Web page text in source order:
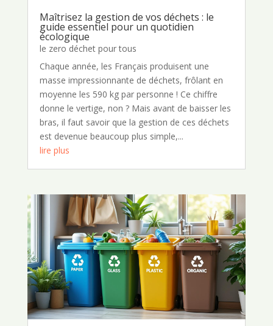
Maîtrisez la gestion de vos déchets : le
guide essentiel pour un quotidien
écologique
le zero déchet pour tous
Chaque année, les Français produisent une
masse impressionnante de déchets, frôlant en
moyenne les 590 kg par personne ! Ce chiffre
donne le vertige, non ? Mais avant de baisser les
bras, il faut savoir que la gestion de ces déchets
est devenue beaucoup plus simple,...
lire plus